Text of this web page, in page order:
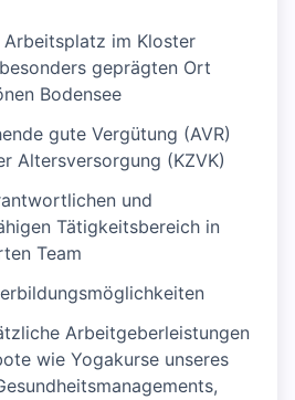
Arbeitsplatz im Kloster
geprägten Ort
Bodensee
gute Vergütung (AVR)
Altersversorgung (KZVK)
und
Tätigkeitsbereich in
Team
Arbeitgeberleistungen
wie Yogakurse unseres